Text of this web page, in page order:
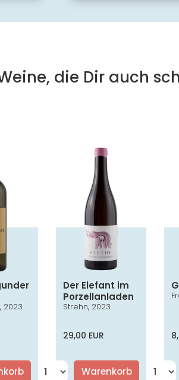
die Dir auch
2023
Der Elefant im
Porzellanladen
Strehn, 2023
29,00 EUR
Warenkorb